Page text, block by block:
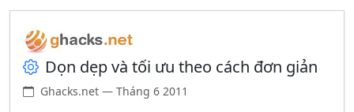
Dọn dẹp và tối ưu theo cách đơn giản
Ghacks.net — Tháng 6 2011